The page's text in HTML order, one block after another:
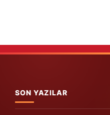
SON YAZILAR